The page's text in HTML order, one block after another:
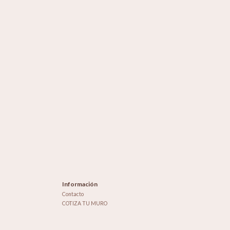
Información
Contacto
COTIZA TU MURO